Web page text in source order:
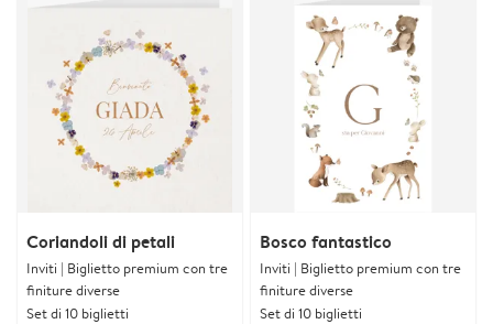
Coriandoli di petali
Inviti | Biglietto premium con tre
finiture diverse
Set di 10 biglietti
Bosco fantastico
Inviti | Biglietto premium con tre
finiture diverse
Set di 10 biglietti